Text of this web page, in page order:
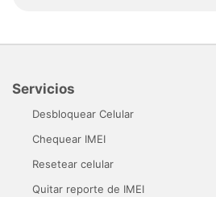
Servicios
Desbloquear Celular
Chequear IMEI
Resetear celular
Quitar reporte de IMEI